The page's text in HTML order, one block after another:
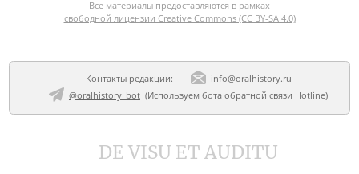
Все материалы предоставляются в рамках
свободной лицензии Creative Commons (CC BY-SA 4.0)
Контакты редакции:
info@oralhistory.ru
@oralhistory_bot(Используем бота обратной связи Hotline)
DE VISU ET AUDITU